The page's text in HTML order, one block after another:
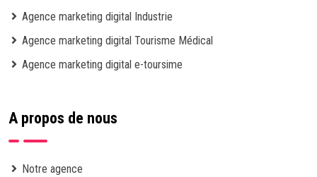
Agence marketing digital Industrie
Agence marketing digital Tourisme Médical
Agence marketing digital e-toursime
A propos de nous
Notre agence